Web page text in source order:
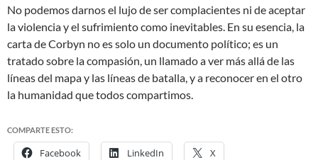
No podemos darnos el lujo de ser complacientes ni de aceptar
la violencia y el sufrimiento como inevitables. En su esencia, la
carta de Corbyn no es solo un documento político; es un
tratado sobre la compasión, un llamado a ver más allá de las
líneas del mapa y las líneas de batalla, y a reconocer en el otro
la humanidad que todos compartimos.
COMPARTE ESTO:
Facebook LinkedIn X